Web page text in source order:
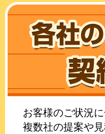
お客様のご状況
複数社の提案や